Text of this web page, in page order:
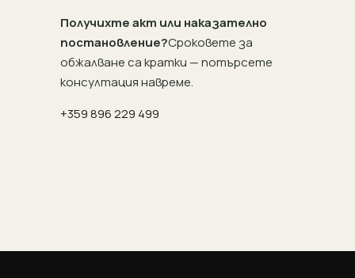
Получихте акт или наказателно
постановление?Сроковете за
обжалване са кратки — потърсете
консултация навреме.
+359 896 229 499